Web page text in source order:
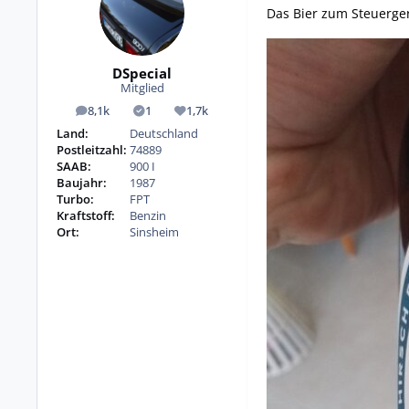
DSpecial
Mitglied
8,1k
Beiträge 1
Lösungen1,7k
Reputation
Land:
Deutschland
Postleitzahl: 74889
SAAB:
900 I
Baujahr:
1987
Turbo:
FPT
Kraftstoff:
Benzin
Ort:
Sinsheim
Das Bier zum